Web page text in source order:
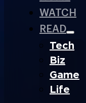
WATCH
READ
Tech
Biz
Game
Life